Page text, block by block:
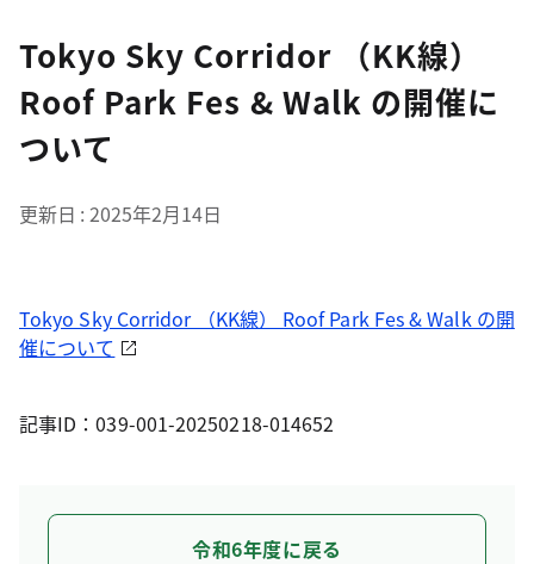
Tokyo Sky Corridor （KK線）
Roof Park Fes & Walk の開催に
ついて
更新日 2025年2月14日
Tokyo Sky Corridor （KK線） Roof Park Fes & Walk の開
催について
記事ID：039-001-20250218-014652
令和6年度に戻る